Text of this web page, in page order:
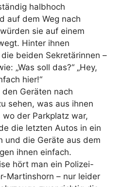
halbhoch
auf dem Weg nach
sie auf einem
Hinter ihnen
beiden Sekretärinnen –
„Was soll das?“ „Hey,
hier!“
Geräten nach
sehen, was aus ihnen
der Parkplatz war,
die letzten Autos in ein
und die Geräte aus dem
ihnen einfach.
hört man ein Polizei-
Martinshorn – nur leider